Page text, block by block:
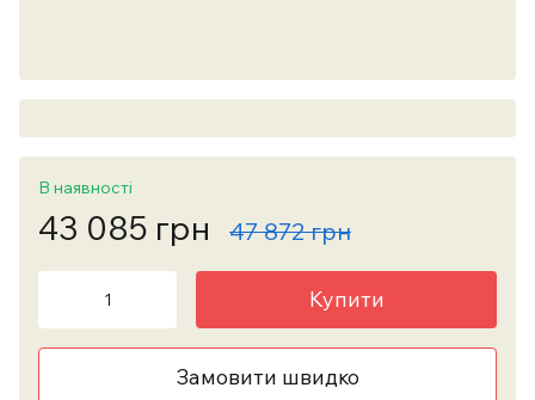
В наявності
43 085 грн 47 872 грн
Купити
Замовити швидко